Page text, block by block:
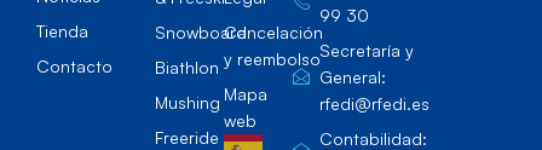
Tienda
Contacto
Snowboard
Biathlon
Mushing
Freeride
Cancelación
y reembolso
Mapa
web
99 30
Secretaría y
General:
rfedi@rfedi.es
Contabilidad: